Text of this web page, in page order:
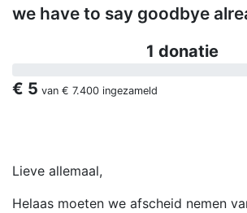
we have to say goodbye
1 donatie
€ 5 van € 7.400 ingezameld
Lieve allemaal,
Helaas moeten we afscheid nemen